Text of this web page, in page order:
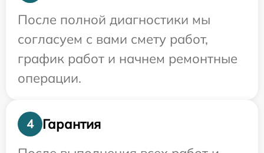
После полной диагностики мы
согласуем с вами смету работ,
график работ и начнем ремонтные
операции.
4
Гарантия